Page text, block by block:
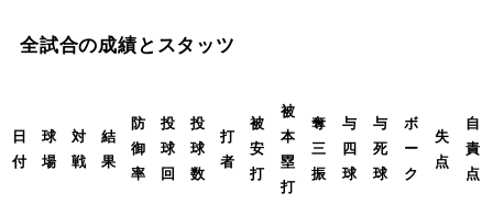
全試合の成績とスタッツ
日
付
球
場
対
戦
結
果
防
御
率
投
球
回
投
球
数
打
者
被
安
打
被
本
塁
打
奪
三
振
与
四
球
与
死
球
ボ
ー
ク
失
点
自
責
点